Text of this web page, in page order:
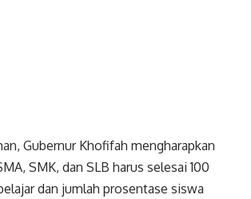
Gubernur Khofifah mengharapkan
SMK, dan SLB harus selesai 100
dan jumlah prosentase siswa